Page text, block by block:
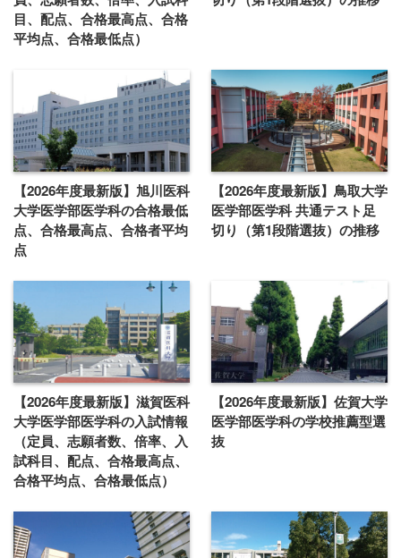
目、配点、合格最高点、合格
平均点、合格最低点）
【2026年度最新版】旭川医科
大学医学部医学科の合格最低
点、合格最高点、合格者平均
点
【2026年度最新版】鳥取大学
医学部医学科 共通テスト足
切り（第1段階選抜）の推移
【2026年度最新版】滋賀医科
大学医学部医学科の入試情報
（定員、志願者数、倍率、入
試科目、配点、合格最高点、
合格平均点、合格最低点）
【2026年度最新版】佐賀大学
医学部医学科の学校推薦型選
抜